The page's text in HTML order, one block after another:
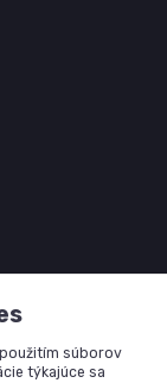
súborov
týkajúce sa